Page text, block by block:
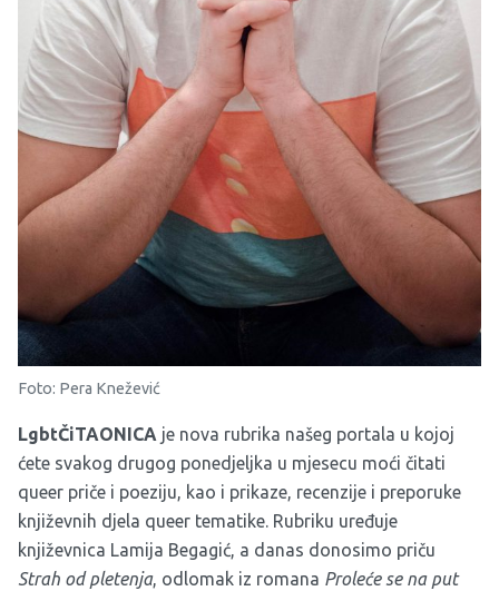
Foto: Pera Knežević
LgbtČiTAONICA je nova rubrika našeg portala u kojoj
ćete svakog drugog ponedjeljka u mjesecu moći čitati
queer priče i poeziju, kao i prikaze, recenzije i preporuke
književnih djela queer tematike. Rubriku uređuje
književnica Lamija Begagić, a danas donosimo priču
Strah od pletenja, odlomak iz romana Proleće se na put